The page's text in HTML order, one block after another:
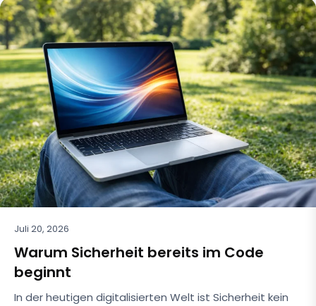
Juli 20, 2026
Warum Sicherheit bereits im Code
beginnt
In der heutigen digitalisierten Welt ist Sicherheit kein